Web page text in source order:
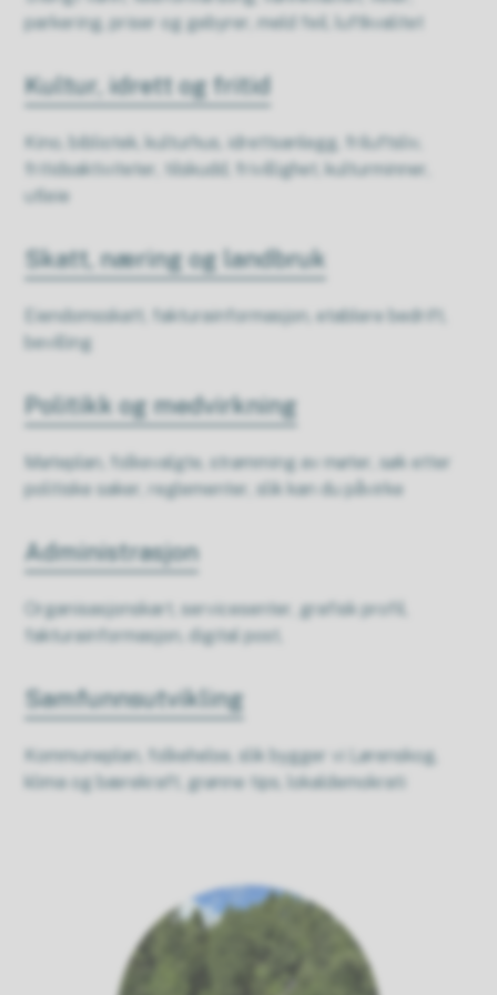
parkering, priser og gebyrer, meld feil, luftkvalitet
Kultur, idrett og fritid
Kino, bibliotek, kulturhus, idrettsanlegg, friluftsliv,
fritidsaktiviteter, tilskudd, frivillighet, kulturminner,
utleie
Skatt, næring og landbruk
Eiendomsskatt, fakturainformasjon, etablere bedrift,
bevilling
Politikk og medvirkning
Møteplan, folkevalgte, strømming av møter, søk etter
politiske saker, reglementer, slik kan du påvirke
Administrasjon
Organisasjonskart, servicesenter, grafisk profil,
fakturainformasjon, digital post,
Samfunnsutvikling
Kommuneplan, folkehelse, slik bygger vi Lørenskog,
klima og bærekraft, grønne tips, lokaldemokrati